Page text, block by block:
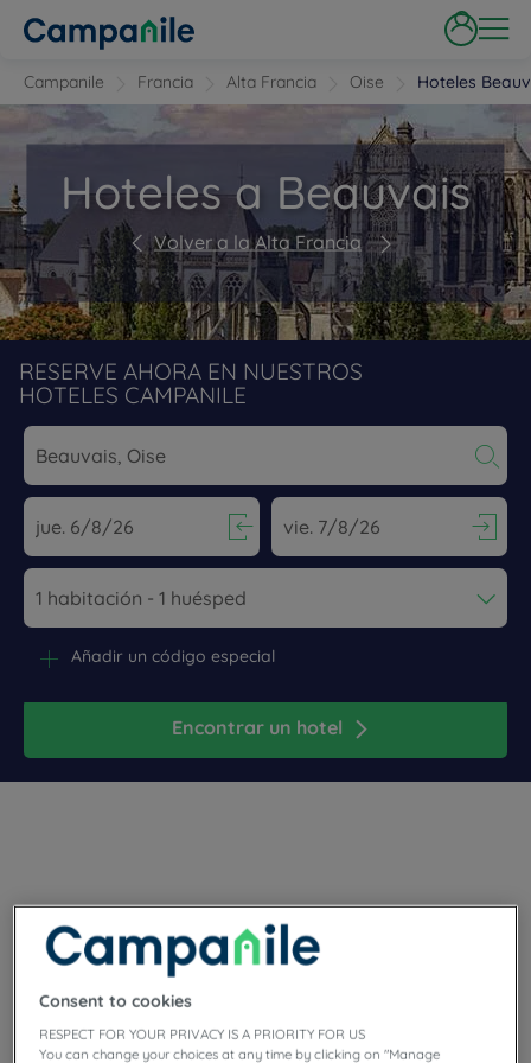
Campanile Francia Alta Francia Oise Hoteles
Hoteles a Beauvais
Volver a la Alta Francia
RESERVE AHORA EN NUESTROS
HOTELES CAMPANILE
Navigate forward to interact with the calendar and select a
Navigate backward to interact
Encontrar un hotel
Añadir un código especial
Tanto si le interesa el patrimonio, como si le apasiona el
"shopping", téngalo muy claro: ¡Beauvais es su destino! Desde
el Hotel Campanile Beauvais le animamos a descubrirnos.
Consent to cookies
RESPECT FOR YOUR PRIVACY IS A PRIORITY FOR US
You can change your choices at any time by clicking on "Manage